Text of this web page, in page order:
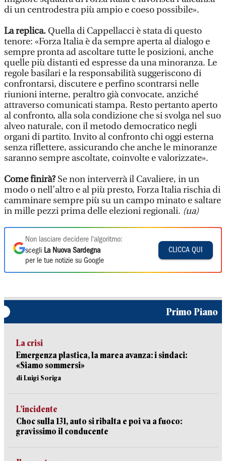
di un centrodestra più ampio e coeso possibile».
La replica. Quella di Cappellacci è stata di questo
tenore: «Forza Italia è da sempre aperta al dialogo e
sempre pronta ad ascoltare tutte le posizioni, anche
quelle più distanti ed espresse da una minoranza. Le
regole basilari e la responsabilità suggeriscono di
confrontarsi, discutere e perfino scontrarsi nelle
riunioni interne, peraltro già convocate, anziché
attraverso comunicati stampa. Resto pertanto aperto
al confronto, alla sola condizione che si svolga nel suo
alveo naturale, con il metodo democratico negli
organi di partito. Invito al confronto chi oggi esterna
senza riflettere, assicurando che anche le minoranze
saranno sempre ascoltate, coinvolte e valorizzate».
Come finirà?Se non interverrà il Cavaliere, in un
modo o nell’altro e al più presto, Forza Italia rischia di
camminare sempre più su un campo minato e saltare
in mille pezzi prima delle elezioni regionali. (ua)
Non lasciare decidere l'algoritmo:
scegli La Nuova Sardegna
per le tue notizie su Google
CLICCA QUI
Primo Piano
La crisi
Emergenza plastica, la marea avanza: i sindaci:
«Siamo sommersi»
di Luigi Soriga
L’incidente
Choc sulla 131, auto si ribalta e poi va a fuoco:
gravissimo il conducente